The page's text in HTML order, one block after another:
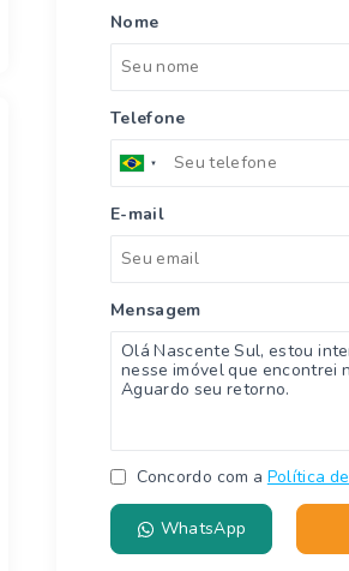
Nome
Telefone
E-mail
Mensagem
Concordo com a Política
WhatsApp